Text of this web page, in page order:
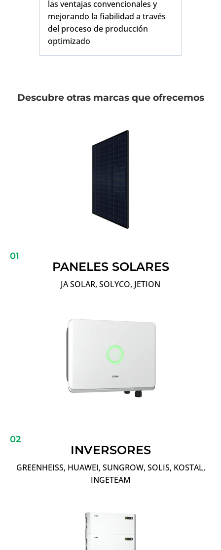
las ventajas convencionales y
mejorando la fiabilidad a través
del proceso de producción
optimizado
Descubre otras marcas que ofrecemos
01
PANELES SOLARES
JA SOLAR, SOLYCO, JETION
02
INVERSORES
GREENHEISS, HUAWEI, SUNGROW, SOLIS, KOSTAL,
INGETEAM